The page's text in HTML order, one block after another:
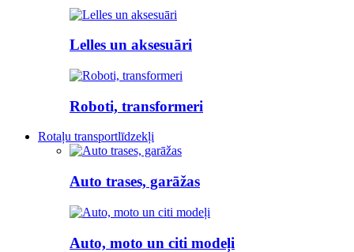
Lelles un aksesuāri
Roboti, transformeri
Rotaļu transportlīdzekļi
Auto trases, garāžas
Auto, moto un citi modeļi